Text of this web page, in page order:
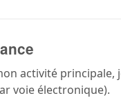
activité
voie électronique).